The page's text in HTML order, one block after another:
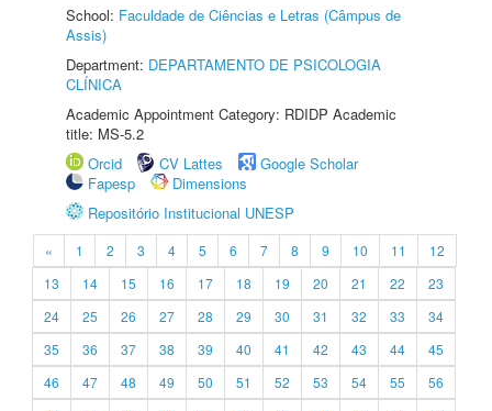
School: Faculdade de Ciências e Letras (Câmpus de
Assis)
Department: DEPARTAMENTO DE PSICOLOGIA
CLÍNICA
Academic Appointment Category: RDIDP Academic
title: MS-5.2
Orcid
CV Lattes
Google Scholar
Fapesp
Dimensions
Repositório Institucional UNESP
« 1 2 3 4 5 6 7 8 9 10 11
12
13
14 15 16 17 18 19 20 21 22
23
24
25 26 27 28 29 30 31 32 33
34
35
36 37 38 39 40 41 42 43 44
45
46
47 48 49 50 51 52 53 54 55
56